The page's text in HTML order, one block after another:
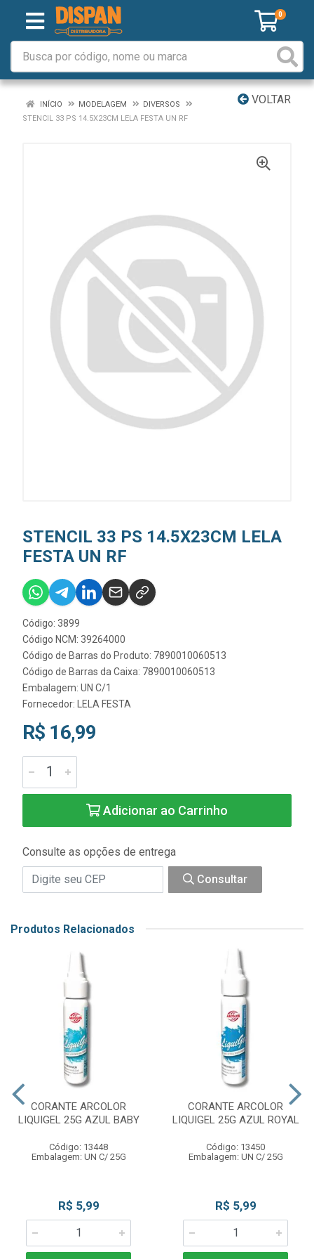
0
VOLTAR
INÍCIO MODELAGEM
DIVERSOS
STENCIL 33 PS 14.5X23CM LELA FESTA UN RF
STENCIL 33 PS 14.5X23CM LELA
FESTA UN RF
Código: 3899
Código NCM: 39264000
Código de Barras do Produto: 7890010060513
Código de Barras da Caixa: 7890010060513
Embalagem: UN C/1
Fornecedor:
LELA FESTA
R$ 16,99
Adicionar ao Carrinho
Consulte as opções de entrega
Consultar
Produtos Relacionados
CORANTE ARCOLOR
LIQUIGEL 25G AZUL BABY
Código: 13448
Embalagem: UN C/ 25G
R$ 5,99
CORANTE ARCOLOR
LIQUIGEL 25G AZUL ROYAL
Código: 13450
Embalagem: UN C/ 25G
R$ 5,99